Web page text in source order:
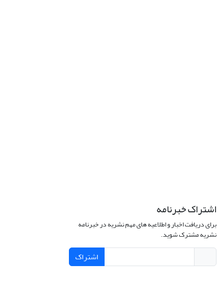
اشتراک خبرنامه
برای دریافت اخبار و اطلاعیه های مهم نشریه در خبرنامه
نشریه مشترک شوید.
اشتراک